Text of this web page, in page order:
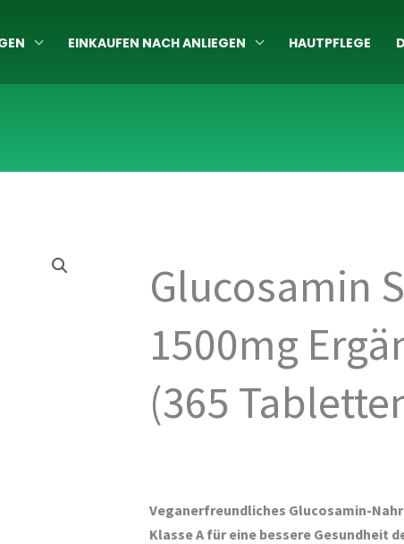
EINKAUFEN NACH ANLIEGEN HAUTPFLEGE
Glucosamin
1500mg
(365
Veganerfreundliches Glucosamin-
Klasse A für eine bessere Gesundheit